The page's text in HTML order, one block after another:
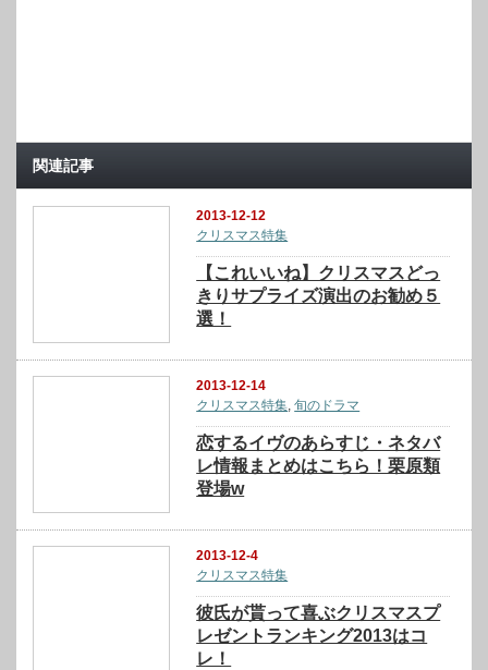
関連記事
2013-12-12
クリスマス特集
【これいいね】クリスマスどっ
きりサプライズ演出のお勧め５
選！
2013-12-14
クリスマス特集,旬のドラマ
恋するイヴのあらすじ・ネタバ
レ情報まとめはこちら！栗原類
登場w
2013-12-4
クリスマス特集
彼氏が貰って喜ぶクリスマスプ
レゼントランキング2013はコ
レ！